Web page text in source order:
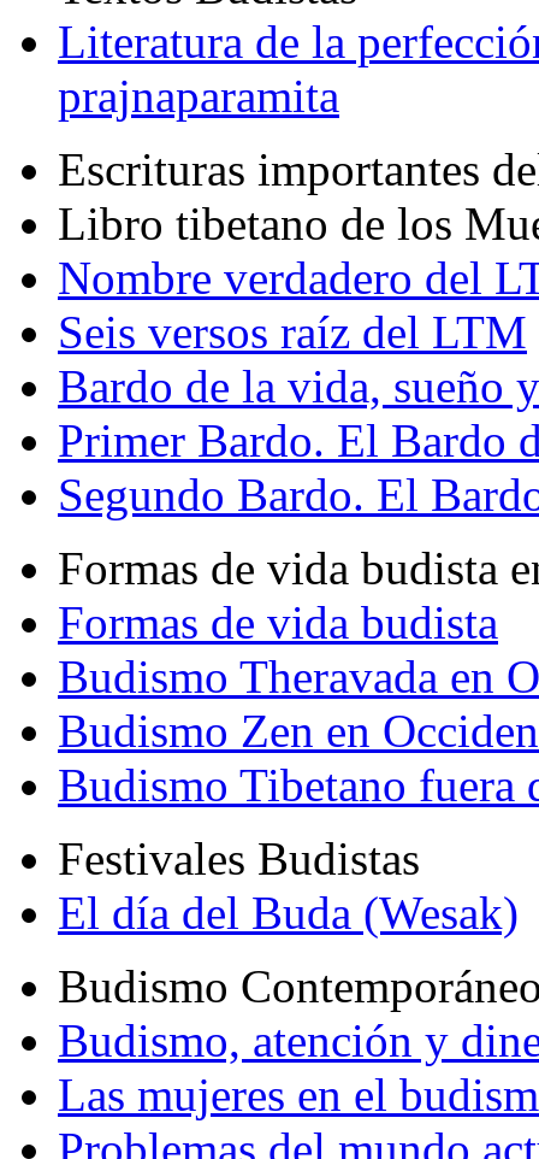
Literatura de la
prajnaparamita
Escrituras importantes
Libro tibetano de los
Nombre verdadero del
Seis versos raíz del LTM
Bardo de la vida, sueño
Primer Bardo. El Bardo
Segundo Bardo. El
Formas de vida budista
Formas de vida budista
Budismo Theravada en
Budismo Zen en
Budismo Tibetano fuera
Festivales Budistas
El día del Buda (Wesak)
Budismo
Budismo, atención y
Las mujeres en el